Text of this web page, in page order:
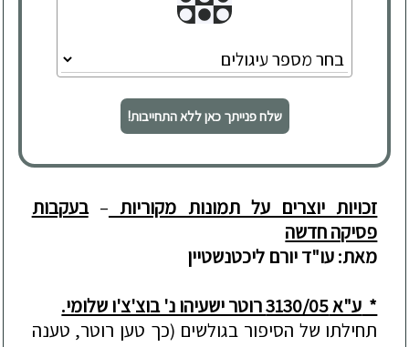
שלח פנייתך כאן ללא התחייבות!
זכויות יוצרים על תמונות מקוריות –בעקבות
פסיקה חדשה
מאת:עו"ד יורם ליכטנשטיין
* ע"א 3130/05 רוטר ישעיהו נ' בוצ'צ'ו שלומי.
תחילתו של הסיפור בגולשים (כך טען רוטר, טענה